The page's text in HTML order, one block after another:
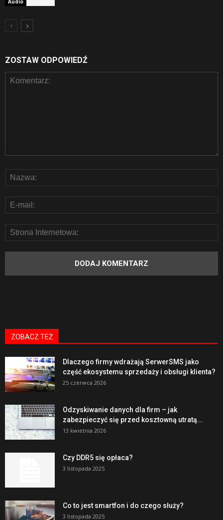
ZOSTAW ODPOWIEDŹ
ZOBACZ TEŻ
Dlaczego firmy wdrażają SerwerSMS jako
część ekosystemu sprzedaży i obsługi klienta?
25 czerwca 2026
Odzyskiwanie danych dla firm – jak
zabezpieczyć się przed kosztowną utratą...
13 kwietnia 2026
Czy DDR5 się opłaca?
3 listopada 2025
Co to jest smartfon i do czego służy?
3 listopada 2025